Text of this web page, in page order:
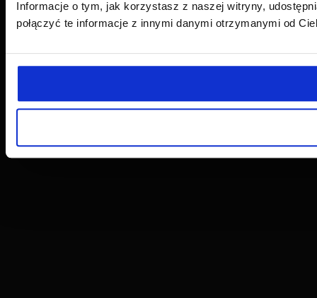
Informacje o tym, jak korzystasz z naszej witryny,
połączyć te informacje z innymi danymi otrzymanymi od